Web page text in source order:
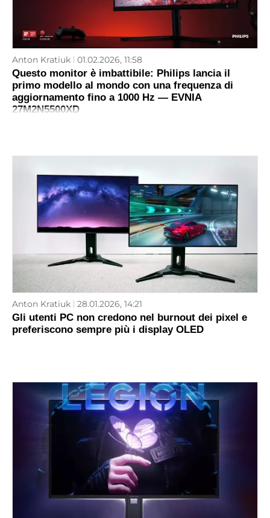
Anton Kratiuk 01.02.2026, 11:58
Questo monitor è imbattibile: Philips lancia il
primo modello al mondo con una frequenza di
aggiornamento fino a 1000 Hz — EVNIA
27M2N5500XD
Anton Kratiuk 28.01.2026, 14:21
Gli utenti PC non credono nel burnout dei pixel e
preferiscono sempre più i display OLED